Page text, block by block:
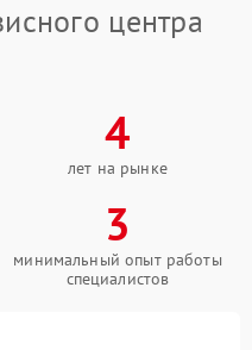
центра
4
лет на рынке
3
минимальный опыт работы
специалистов